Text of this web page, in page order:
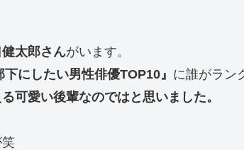
太郎さんがいます。
下にしたい男性俳優TOP10』 に誰がラン
可愛い後輩なのではと思いました。